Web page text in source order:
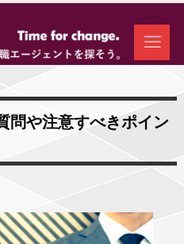
問や注意すべきポイン